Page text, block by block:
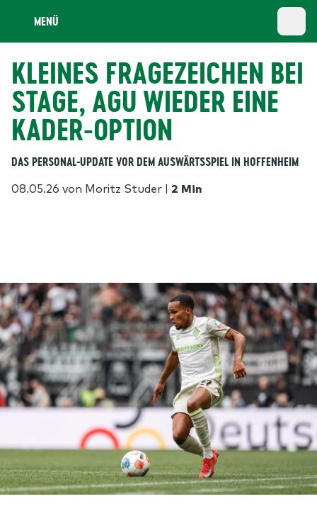
MENÜ
KLEINES FRAGEZEICHEN BEI
STAGE, AGU WIEDER EINE
KADER-OPTION
DAS PERSONAL-UPDATE VOR DEM AUSWÄRTSSPIEL IN HOFFENHEIM
08.05.26 von Moritz Studer | 2 Min